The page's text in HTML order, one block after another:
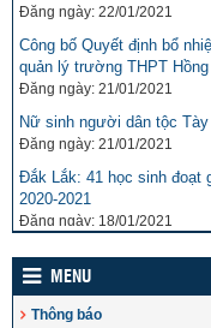
Đăng ngày: 22/01/2021
Công bố Quyết định bổ
quản lý trường THPT
Đăng ngày: 21/01/2021
Nữ sinh người dân tộc
Đăng ngày: 21/01/2021
Đắk Lắk: 41 học sinh đoạt
2020-2021
Đăng ngày: 18/01/2021
Bế mạc Cuộc thi Khoa
sinh trung học
Đăng ngày: 18/01/2021
MENU
Thông báo